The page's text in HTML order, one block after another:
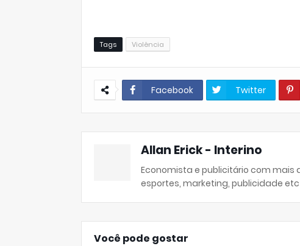
Tags Violência
Facebook Twitter
Allan Erick - Interino
Economista e publicitário com mais
esportes, marketing, publicidade etc
Você pode gostar